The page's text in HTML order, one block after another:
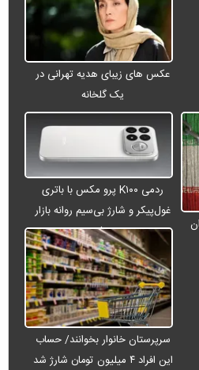
عکس های زیبای هدیه تهرانی در
یک گلخانه
ردمی K۱۰۰ پرو مکس با باتری
غول‌پیکر و شارژ بی‌سیم روانه بازار
می‌شود
سرپرستان خانوار بخوانند/ حساب
این افراد ۴ میلیون تومان شارژ شد